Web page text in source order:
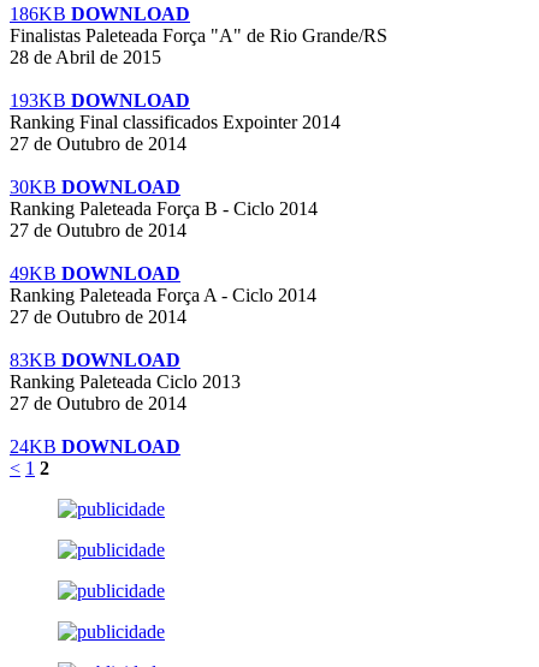
186KB DOWNLOAD
Finalistas Paleteada Força "A" de Rio Grande/RS
28 de Abril de 2015
193KB DOWNLOAD
Ranking Final classificados Expointer 2014
27 de Outubro de 2014
30KB DOWNLOAD
Ranking Paleteada Força B - Ciclo 2014
27 de Outubro de 2014
49KB DOWNLOAD
Ranking Paleteada Força A - Ciclo 2014
27 de Outubro de 2014
83KB DOWNLOAD
Ranking Paleteada Ciclo 2013
27 de Outubro de 2014
24KB DOWNLOAD
< 1 2